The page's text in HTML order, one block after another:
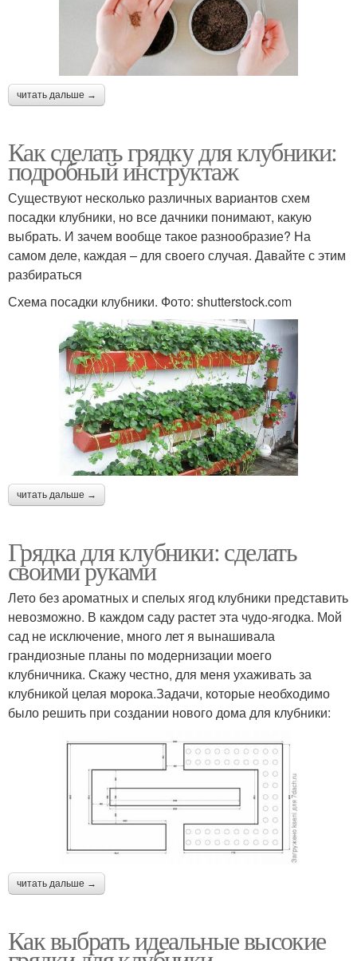
читать дальше →
Как сделать грядку для клубники:
подробный инструктаж
Существуют несколько различных вариантов схем
посадки клубники, но все дачники понимают, какую
выбрать. И зачем вообще такое разнообразие? На
самом деле, каждая – для своего случая. Давайте с этим
разбираться
Схема посадки клубники. Фото: shutterstock.com
читать дальше →
Грядка для клубники: сделать
своими руками
Лето без ароматных и спелых ягод клубники представить
невозможно. В каждом саду растет эта чудо-ягодка. Мой
сад не исключение, много лет я вынашивала
грандиозные планы по модернизации моего
клубничника. Скажу честно, для меня ухаживать за
клубникой целая морока.Задачи, которые необходимо
было решить при создании нового дома для клубники:
читать дальше →
Как выбрать идеальные высокие